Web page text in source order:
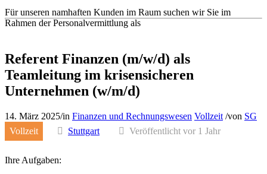
Für unseren namhaften Kunden im Raum suchen wir Sie im
Rahmen der Personalvermittlung als
Referent Finanzen (m/w/d) als
Teamleitung im krisensicheren
Unternehmen (w/m/d)
14. März 2025/in Finanzen und Rechnungswesen Vollzeit /von SG
Vollzeit
Stuttgart Veröffentlicht vor 1 Jahr
Ihre Aufgaben: